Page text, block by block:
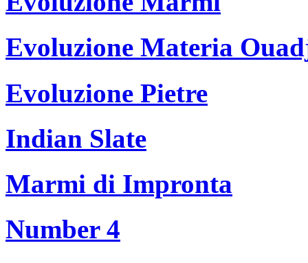
Evoluzione Materia
Evoluzione Pietre
Indian Slate
Marmi di Impronta
Number 4